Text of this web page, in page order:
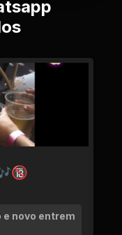
e novo entrem